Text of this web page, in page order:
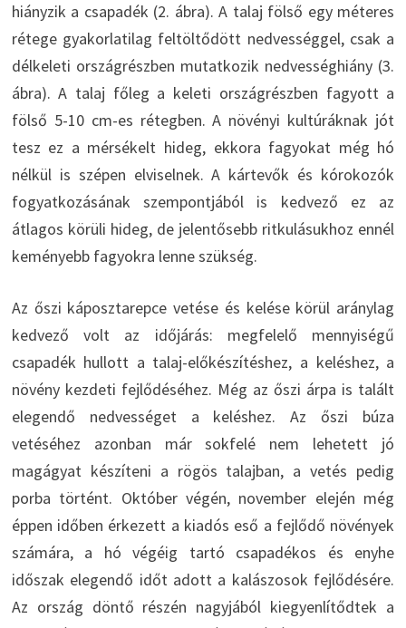
hiányzik a csapadék (2. ábra). A talaj fölső egy méteres
rétege gyakorlatilag feltöltődött nedvességgel, csak a
délkeleti országrészben mutatkozik nedvességhiány (3.
ábra). A talaj főleg a keleti országrészben fagyott a
fölső 5-10 cm-es rétegben. A növényi kultúráknak jót
tesz ez a mérsékelt hideg, ekkora fagyokat még hó
nélkül is szépen elviselnek. A kártevők és kórokozók
fogyatkozásának szempontjából is kedvező ez az
átlagos körüli hideg, de jelentősebb ritkulásukhoz ennél
keményebb fagyokra lenne szükség.
Az őszi káposztarepce vetése és kelése körül aránylag
kedvező volt az időjárás: megfelelő mennyiségű
csapadék hullott a talaj-előkészítéshez, a keléshez, a
növény kezdeti fejlődéséhez. Még az őszi árpa is talált
elegendő nedvességet a keléshez. Az őszi búza
vetéséhez azonban már sokfelé nem lehetett jó
magágyat készíteni a rögös talajban, a vetés pedig
porba történt. Október végén, november elején még
éppen időben érkezett a kiadós eső a fejlődő növények
számára, a hó végéig tartó csapadékos és enyhe
időszak elegendő időt adott a kalászosok fejlődésére.
Az ország döntő részén nagyjából kiegyenlítődtek a